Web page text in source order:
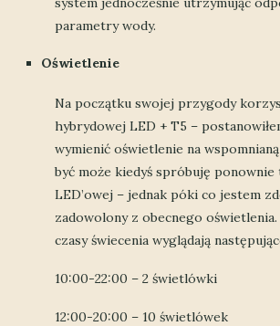
parametry wody.
Oświetlenie
Na początku swojej przygody
hybrydowej LED + T5 –
wymienić oświetlenie na
być może kiedyś spróbuję
LED’owej – jednak póki co jestem
zadowolony z obecnego
czasy świecenia wyglądają
10:00-22:00 – 2 świetlówki
12:00-20:00 – 10 świetlówek